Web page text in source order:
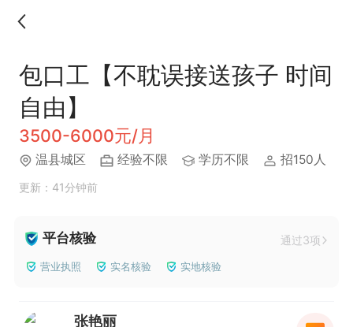
包口工【不耽误接送孩子 时间
自由】
3500-6000元/月
温县城区 经验不限 学历不限 招150人
更新：41分钟前
平台核验 通过3项
营业执照 实名核验 实地核验
张艳丽